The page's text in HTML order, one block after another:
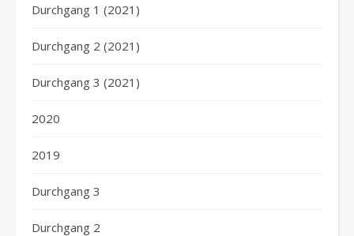
Durchgang 1 (2021)
Durchgang 2 (2021)
Durchgang 3 (2021)
2020
2019
Durchgang 3
Durchgang 2